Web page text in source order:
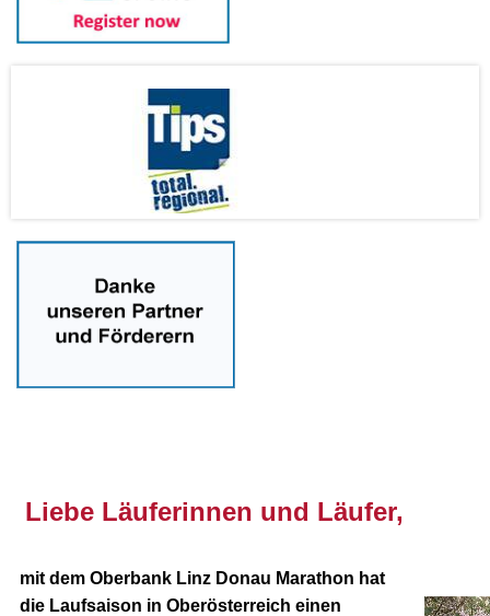
Liebe Läuferinnen und Läufer,
mit dem Oberbank Linz Donau Marathon hat
die Laufsaison in Oberösterreich einen